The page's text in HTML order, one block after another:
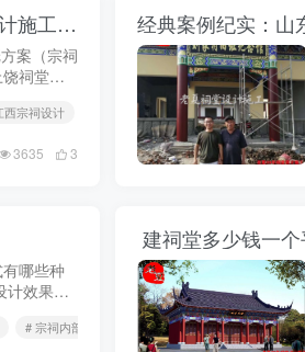
经典案例纪实：江西吉安刘氏祠堂设计方案全套（宗祠设计施工图效果图纸），两进徽派风格样式！
案（宗祠
祠堂设
西宗祠设计 # 吉安祠堂设计
3635 3
哪些种
计效果
# 宗祠内部设计效果图
建祠堂多少钱一